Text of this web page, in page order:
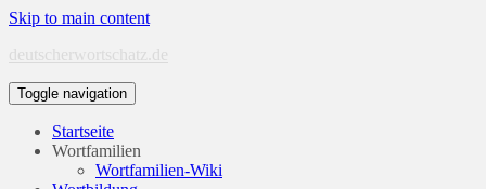
Skip to main content
deutscherwortschatz.de
Toggle navigation
Startseite
Wortfamilien
Wortfamilien-Wiki